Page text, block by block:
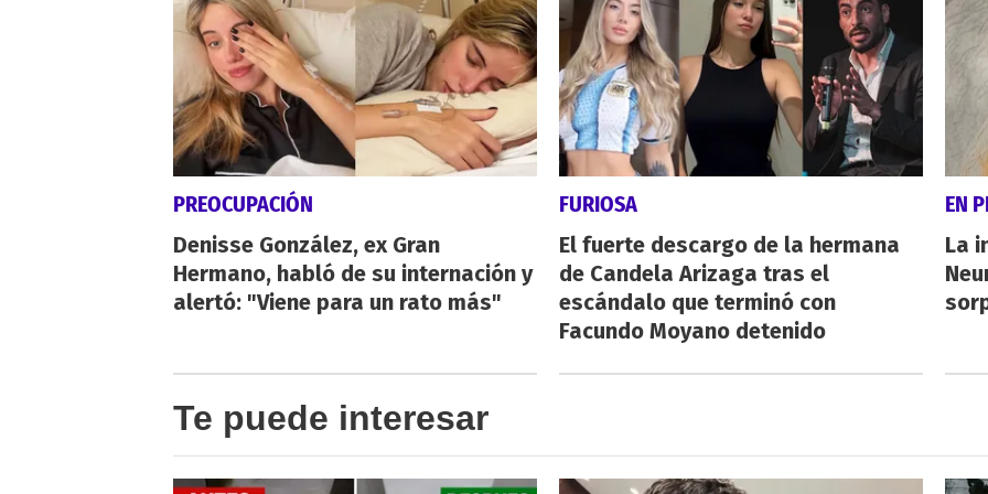
PREOCUPACIÓN
Denisse González, ex Gran
Hermano, habló de su internación y
alertó: "Viene para un rato más"
FURIOSA
El fuerte descargo de la hermana
de Candela Arizaga tras el
escándalo que terminó con
Facundo Moyano detenido
EN
La
Te puede interesar